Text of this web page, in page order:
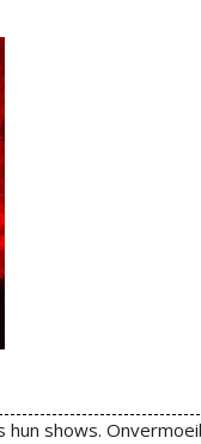
shows.